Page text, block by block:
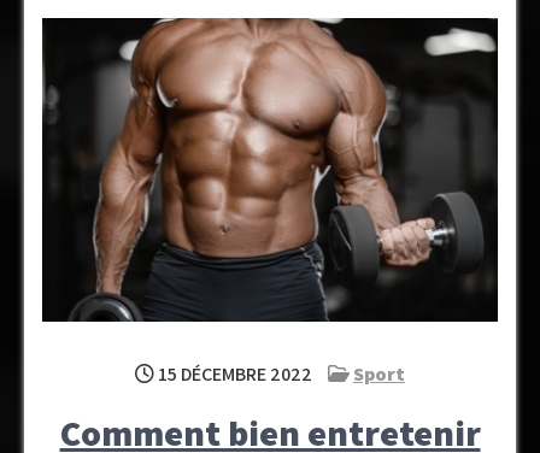
15 DÉCEMBRE 2022 Sport
Comment bien entretenir